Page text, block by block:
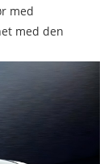
med
med den